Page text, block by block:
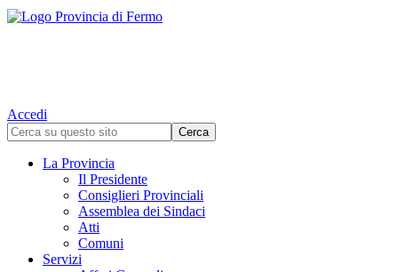
Accedi
La Provincia
Il Presidente
Consiglieri Provinciali
Assemblea dei Sindaci
Atti
Comuni
Servizi